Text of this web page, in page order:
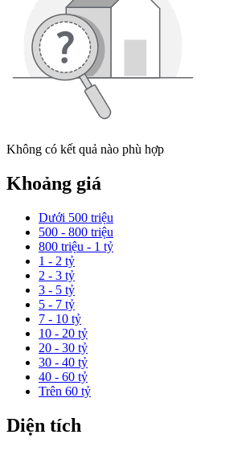
Không có kết quả nào phù hợp
Khoảng giá
Dưới 500 triệu
500 - 800 triệu
800 triệu - 1 tỷ
1 - 2 tỷ
2 - 3 tỷ
3 - 5 tỷ
5 - 7 tỷ
7 - 10 tỷ
10 - 20 tỷ
20 - 30 tỷ
30 - 40 tỷ
40 - 60 tỷ
Trên 60 tỷ
Diện tích